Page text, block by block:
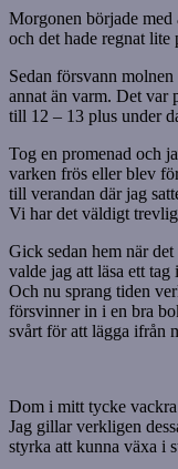
Morgonen började
och det hade regnat lite
Sedan försvann
annat än varm. Det var
till 12 – 13 plus under
Tog en promenad och
varken frös eller blev
till verandan där jag
Vi har det väldigt
Gick sedan hem när
valde jag att läsa ett
Och nu sprang tiden
försvinner in i en bra
svårt för att lägga ifrån
Dom i mitt tycke
Jag gillar verkligen
styrka att kunna växa i